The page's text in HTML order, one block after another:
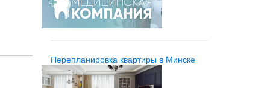
Перепланировка квартиры в Минске